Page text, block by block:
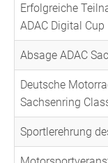
Erfolgreiche
ADAC Digital Cup
Absage ADAC
Deutsche
Sachsenring
Sportlerehrung